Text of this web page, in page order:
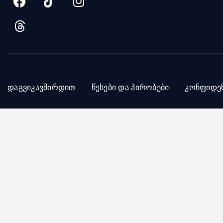
დაგვიკავშირდით წესები და პირობები